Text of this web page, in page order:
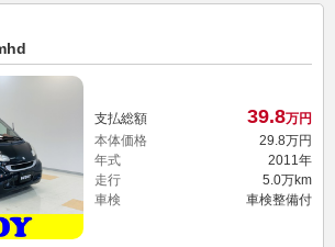
支払総額 39.8万円
本体価格
29.8万円
年式
2011年
走行
5.0万km
車検
車検整備付